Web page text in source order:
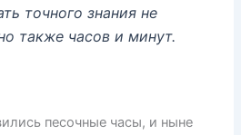
точного знания не
также часов и минут.
песочные часы, и ныне